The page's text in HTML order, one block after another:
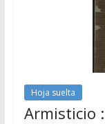
Hoja suelta
Armisticio